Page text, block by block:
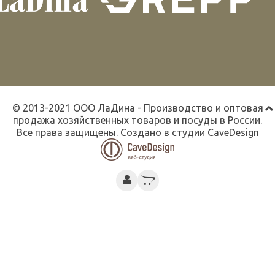
© 2013-2021 ООО ЛаДина - Производство и оптовая
продажа хозяйственных товаров и посуды в России.
Все права защищены. Создано в студии CaveDesign